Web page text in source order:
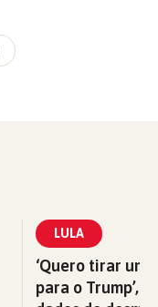
LULA
‘Quero tirar
para o Trump’,